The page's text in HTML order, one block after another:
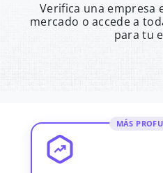
Verifica una empresa
mercado o accede a
para tu
MÁS